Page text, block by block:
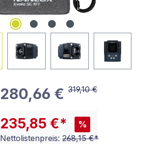
280,66 € 319,10 €
235,85 €* %
Nettolistenpreis: 268,15 €*